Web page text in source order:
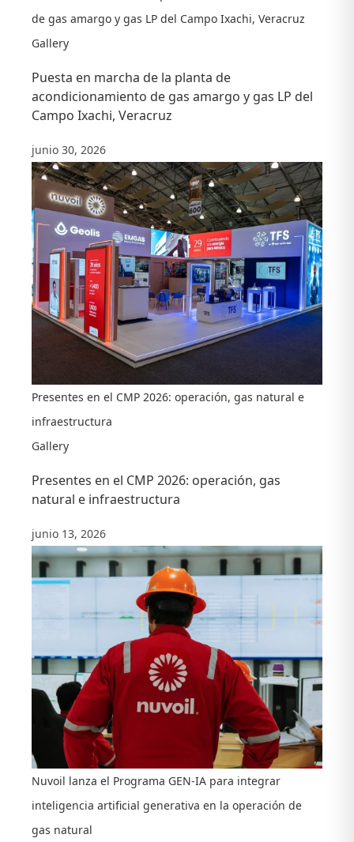
de gas amargo y gas LP del Campo Ixachi, Veracruz
Gallery
Puesta en marcha de la planta de
acondicionamiento de gas amargo y gas LP del
Campo Ixachi, Veracruz
junio 30, 2026
Presentes en el CMP 2026: operación, gas natural e
infraestructura
Gallery
Presentes en el CMP 2026: operación, gas
natural e infraestructura
junio 13, 2026
Nuvoil lanza el Programa GEN-IA para integrar
inteligencia artificial generativa en la operación de
gas natural